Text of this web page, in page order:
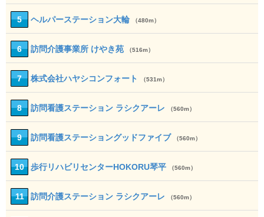
5 ヘルパーステーション大輪 （480m）
6 訪問介護事業所 けやき苑 （516m）
7 株式会社ハヤシコンフォート （531m）
8 訪問看護ステーション ラシクアーレ （560m）
9 訪問看護ステーショングッドファイブ （560m）
10 歩行リハビリセンターHOKORU琴平 （560m）
11 訪問介護ステーション ラシクアーレ （560m）